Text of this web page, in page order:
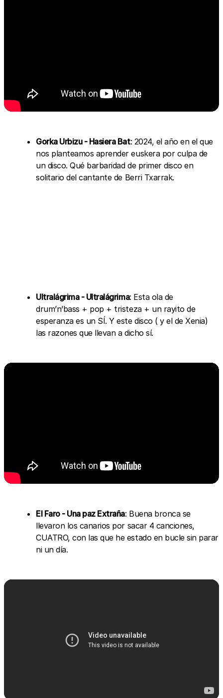
Gorka Urbizu - Hasiera Bat: 2024, el año en el que
nos planteamos aprender euskera por culpa de
un disco. Qué barbaridad de primer disco en
solitario del cantante de Berri Txarrak.
Ultralágrima - Ultralágrima: Esta ola de
drum’n’bass + pop + tristeza + un rayito de
esperanza es un SÍ. Y este disco ( y el de Xenia)
las razones que llevan a dicho sí.
El Faro - Una paz Extraña: Buena bronca se
llevaron los canarios por sacar 4 canciones,
CUATRO, con las que he estado en bucle sin parar
ni un día.